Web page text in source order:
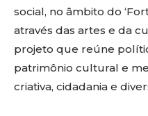
social, no âmbito do
através das artes e da
projeto que reúne
patrimônio cultural e
criativa, cidadania e